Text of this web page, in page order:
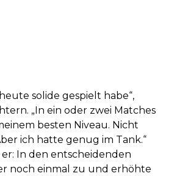
solide gespielt habe“,
„In ein oder zwei Matches
besten Niveau. Nicht
ich hatte genug im Tank.“
er: In den entscheidenden
noch einmal zu und erhöhte